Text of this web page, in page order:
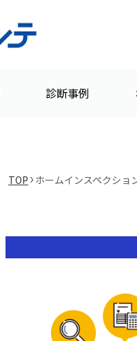
診断事例
TOP ホームインスペクショ